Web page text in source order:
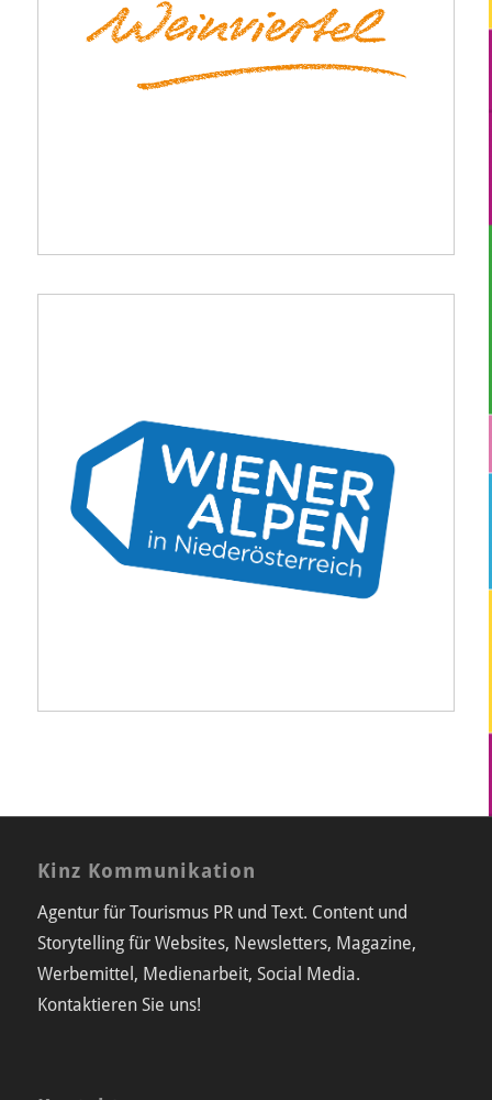
Kinz Kommunikation
Agentur für Tourismus PR und Text. Content und
Storytelling für Websites, Newsletters, Magazine,
Werbemittel, Medienarbeit, Social Media.
Kontaktieren Sie uns!